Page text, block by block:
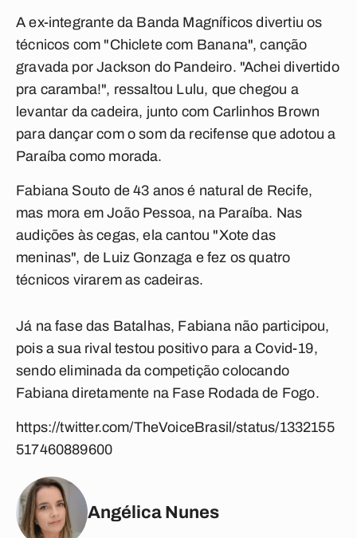
A ex-integrante da Banda Magníficos divertiu os
técnicos com "Chiclete com Banana", canção
gravada por Jackson do Pandeiro. "Achei divertido
pra caramba!", ressaltou Lulu, que chegou a
levantar da cadeira, junto com Carlinhos Brown
para dançar com o som da recifense que adotou a
Paraíba como morada.
Fabiana Souto de 43 anos é natural de Recife,
mas mora em João Pessoa, na Paraíba. Nas
audições às cegas, ela cantou "Xote das
meninas", de Luiz Gonzaga e fez os quatro
técnicos virarem as cadeiras.
Já na fase das Batalhas, Fabiana não participou,
pois a sua rival testou positivo para a Covid-19,
sendo eliminada da competição colocando
Fabiana diretamente na Fase Rodada de Fogo.
https://twitter.com/TheVoiceBrasil/status/1332155
517460889600
Angélica Nunes